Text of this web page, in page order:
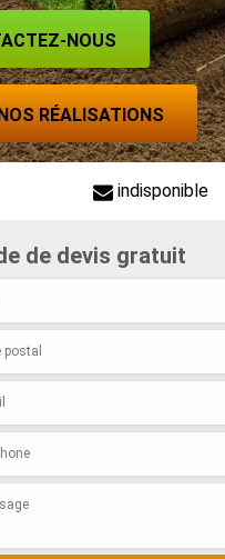
NOUS
RÉALISATIONS
indisponible
de devis gratuit